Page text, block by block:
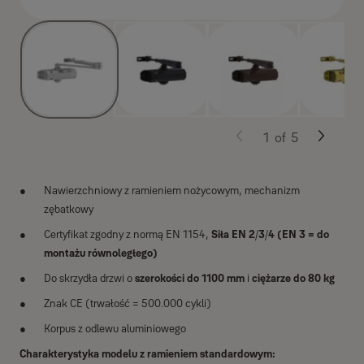
Nawierzchniowy z ramieniem nożycowym, mechanizm
zębatkowy
Certyfikat zgodny z normą EN 1154, Siła EN 2/3/4 (EN 3 = do
montażu równoległego)
Do skrzydła drzwi oszerokości do 1100 mm i ciężarze do 80 kg
Znak CE (trwałość = 500.000 cykli)
Korpus z odlewu aluminiowego
Charakterystyka modelu z ramieniem standardowym:
1 of 5